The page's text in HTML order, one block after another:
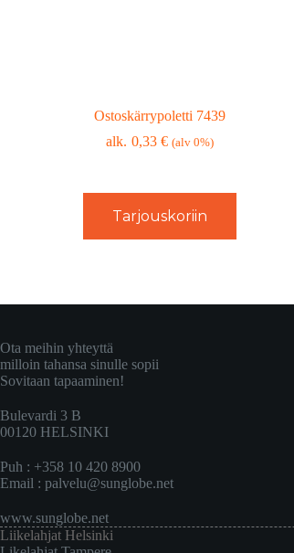
Ostoskärrypoletti 7439
0,33 € (alv 0%)
Tarjouskoriin
Ota meihin yhteyttä
milloin tahansa sinulle sopii
Sovitaan tapaaminen!
Bulevardi 3 B
00120 HELSINKI
Puh : +358 10 420 8900
Email : palvelu@sunglobe.net
www.sunglobe.net
Liikelahjat Helsinki